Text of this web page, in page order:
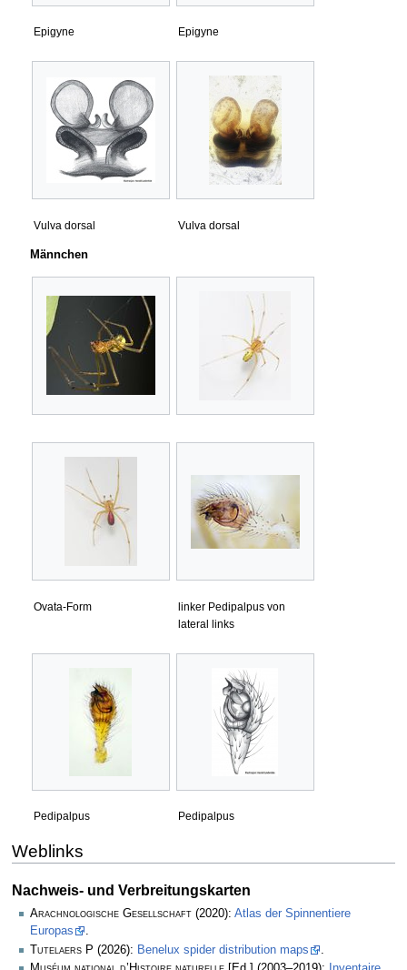
Epigyne Epigyne
Vulva dorsal Vulva dorsal
Männchen
Ovata-Form
linker Pedipalpus von
lateral links
Pedipalpus Pedipalpus
Weblinks
Nachweis- und Verbreitungskarten
Arachnologische Gesellschaft (2020): Atlas der Spinnentiere
Europas
.
Tutelaers P (2026): Benelux spider distribution maps